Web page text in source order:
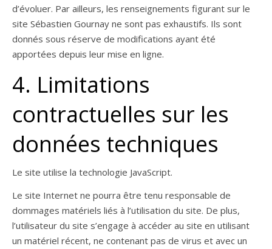
d’évoluer. Par ailleurs, les renseignements figurant sur le
site Sébastien Gournay ne sont pas exhaustifs. Ils sont
donnés sous réserve de modifications ayant été
apportées depuis leur mise en ligne.
4. Limitations
contractuelles sur les
données techniques
Le site utilise la technologie JavaScript.
Le site Internet ne pourra être tenu responsable de
dommages matériels liés à l’utilisation du site. De plus,
l’utilisateur du site s’engage à accéder au site en utilisant
un matériel récent, ne contenant pas de virus et avec un